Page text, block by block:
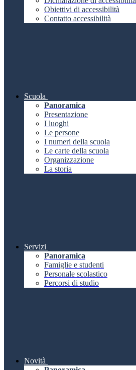
Obiettivi di accessibilità
Contatto accessibilità
Scuola
Panoramica
Presentazione
I luoghi
Le persone
I numeri della scuola
Le carte della scuola
Organizzazione
La storia
Servizi
Panoramica
Famiglie e studenti
Personale scolastico
Percorsi di studio
Novità